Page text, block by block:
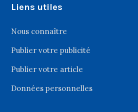
Liens utiles
Nous connaître
Publier votre publicité
Publier votre article
Données personnelles